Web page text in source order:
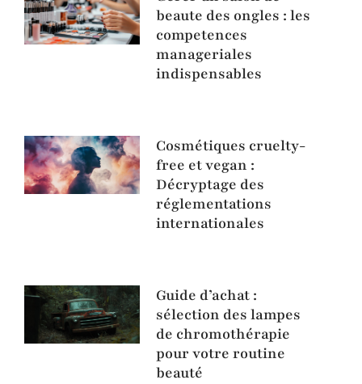
beaute des ongles : les
competences
manageriales
indispensables
Cosmétiques cruelty-
free et vegan :
Décryptage des
réglementations
internationales
Guide d’achat :
sélection des lampes
de chromothérapie
pour votre routine
beauté